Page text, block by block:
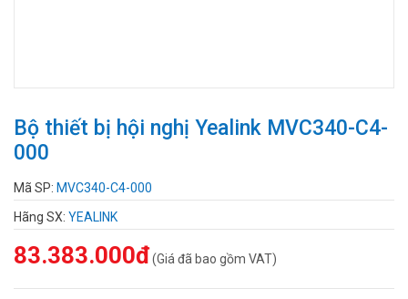
Bộ thiết bị hội nghị Yealink MVC340-C4-
000
Mã SP: MVC340-C4-000
Hãng SX: YEALINK
83.383.000đ(Giá đã bao gồm VAT)